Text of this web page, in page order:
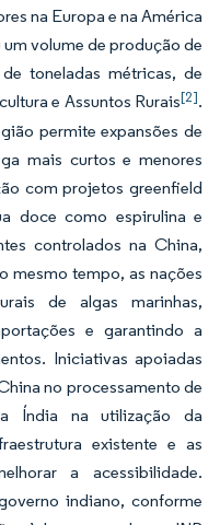
na Europa e na América
volume de produção de
toneladas métricas, de
e Assuntos Rurais[2].
permite expansões de
mais curtos e menores
com projetos greenfield
doce como espirulina e
controlados na China,
mesmo tempo, as nações
de algas marinhas,
e garantindo a
Iniciativas apoiadas
no processamento de
Índia na utilização da
existente e as
a acessibilidade.
indiano, conforme